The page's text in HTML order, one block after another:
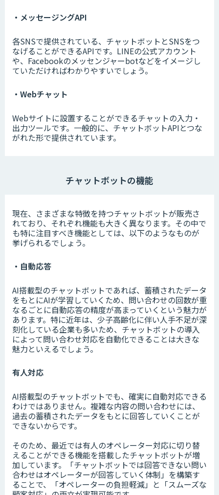
・メッセージングAPI
各SNSで提供されている、チャットボットとSNSをつ
なげることができるAPIです。LINEの公式アカウント
や、Facebookのメッセンジャーbotなどをイメージし
ていただければわかりやすいでしょう。
・Webチャット
Webサイトに設置することができるチャットの入力・
出力ツールです。一般的に、チャットボットAPIとつな
がれた形で提供されています。
チャットボットの機能
現在、さまざまな特徴を持つチャットボットが販売さ
れており、それぞれ機能も大きく異なります。その中で
も特に注目すべき機能としては、以下のようなものが
挙げられるでしょう。
・自動応答
AI搭載型のチャットボットであれば、蓄積されたデータ
をもとにAIが学習していくため、問い合わせの回数が重
なるごとに自動応答の精度が高まっていくという魅力が
あります。特に近年は、少子高齢化に伴い人手不足が深
刻化している企業も多いため、チャットボットの導入
によって問い合わせ対応を自動化できることは大きな
魅力といえるでしょう。
有人対応
AI搭載型のチャットボットでも、確実に自動対応できる
わけではありません。複雑な内容の問い合わせには、
過去の蓄積されたデータをもとに回答していくことが
できないからです。
そのため、最近では有人のオペレーター対応に切り替
えることができる機能を搭載したチャットボットが増
加しています。「チャットボットでは回答できない問い
合わせはオペレーターが回答していく体制」を構築す
ることで、「オペレーターの負担軽減」と「スムーズな